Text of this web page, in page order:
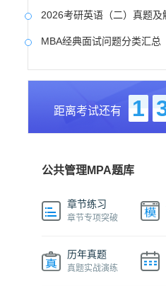
2026考研英语（二）真题及
MBA经典面试问题分类汇总
2017-2025近九年各科真题
考研英语（二）试题库
2027写作备考攻略
距离考试还有 1
公共管理MPA题库
章节练习
章节专项突破
历年真题
真题实战演练